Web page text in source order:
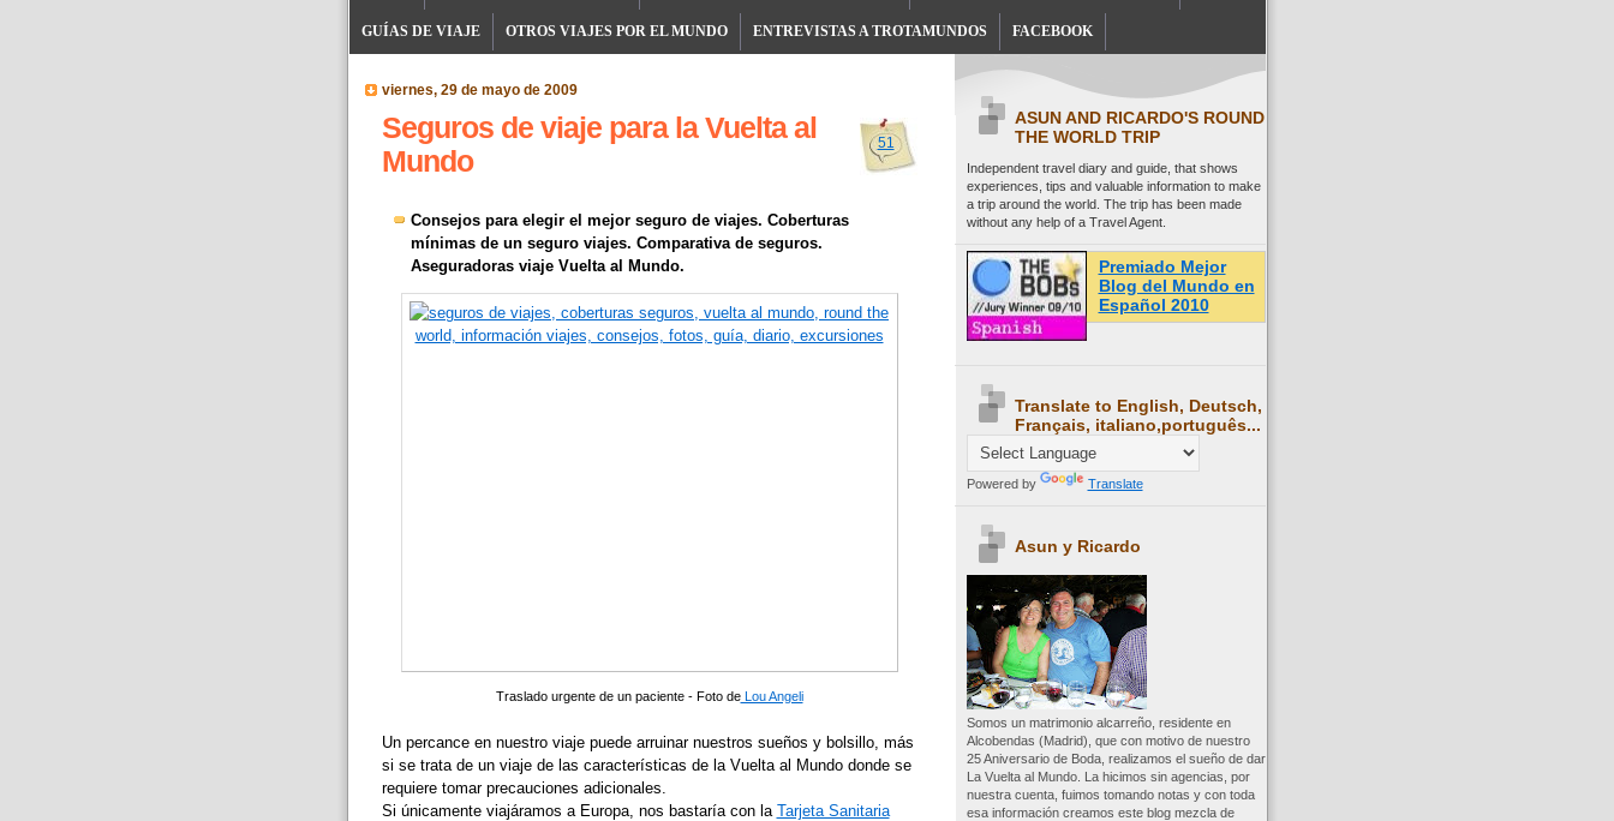
GUÍAS DE VIAJE OTROS VIAJES POR EL MUNDO ENTREVISTAS A TROTAMUNDOS FACEBOOK
viernes, 29 de mayo de 2009
51
Seguros de viaje para la Vuelta al
Mundo
Consejos para elegir el mejor seguro de viajes. Coberturas
mínimas de un seguro viajes. Comparativa de seguros.
Aseguradoras viaje Vuelta al Mundo.
Traslado urgente de un paciente - Foto deLou Angeli
Un percance en nuestro viaje puede arruinar nuestros sueños y bolsillo, más
si se trata de un viaje de las características de la Vuelta al Mundo donde se
requiere tomar precauciones adicionales.
Si únicamente viajáramos a Europa, nos bastaría con la Tarjeta Sanitaria
ASUN AND RICARDO'S ROUND
THE WORLD TRIP
Independent travel diary and guide, that shows
experiences, tips and valuable information to make
a trip around the world. The trip has been made
without any help of a Travel Agent.
Premiado Mejor
Blog del Mundo en
Español 2010
Translate to English, Deutsch,
Français, italiano,português...
Powered by Translate
Asun y Ricardo
Somos un matrimonio alcarreño, residente en
Alcobendas (Madrid), que con motivo de nuestro
25 Aniversario de Boda, realizamos el sueño de dar
La Vuelta al Mundo. La hicimos sin agencias, por
nuestra cuenta, fuimos tomando notas y con toda
esa información creamos este blog mezcla de